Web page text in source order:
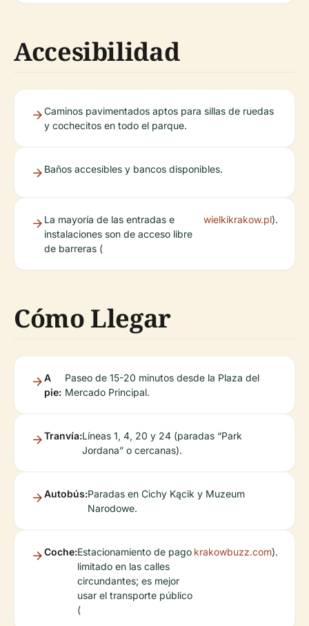
Accesibilidad
Caminos pavimentados aptos para sillas de ruedas
y cochecitos en todo el parque.
Baños accesibles y bancos disponibles.
La mayoría de las entradas e
instalaciones son de acceso libre
de barreras (
wielkikrakow.pl).
Cómo Llegar
A
pie:
Paseo de 15-20 minutos desde la Plaza del
Mercado Principal.
Tranvía:Líneas 1, 4, 20 y 24 (paradas “Park
Jordana” o cercanas).
Autobús:Paradas en Cichy Kącik y Muzeum
Narodowe.
Coche:Estacionamiento de pago
limitado en las calles
circundantes; es mejor
usar el transporte público
(
krakowbuzz.com).